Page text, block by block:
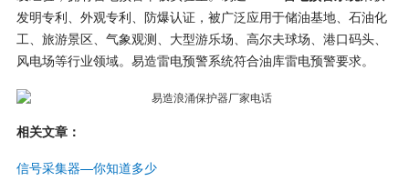
发明专利、外观专利、防爆认证，被广泛应用于储油基地、石油化
工、旅游景区、气象观测、大型游乐场、高尔夫球场、港口码头、
风电场等行业领域。易造雷电预警系统符合油库雷电预警要求。
相关文章：
信号采集器—你知道多少